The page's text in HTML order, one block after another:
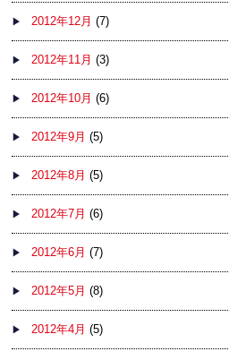
2012年12月 (7)
2012年11月 (3)
2012年10月 (6)
2012年9月 (5)
2012年8月 (5)
2012年7月 (6)
2012年6月 (7)
2012年5月 (8)
2012年4月 (5)